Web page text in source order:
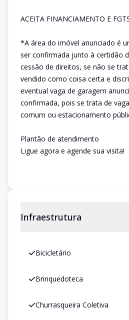
ACEITA FINANCIAMENTO E
*A área do imóvel anunciado é
ser confirmada junto à certidão
cessão de direitos, se não se
vendido como coisa certa e
eventual vaga de garagem
confirmada, pois se trata de
comum ou estacionamento
Plantão de atendimento
Ligue agora e agende sua visita!
Infraestrutura
Bicicletário
Brinquedoteca
Churrasqueira Coletiva